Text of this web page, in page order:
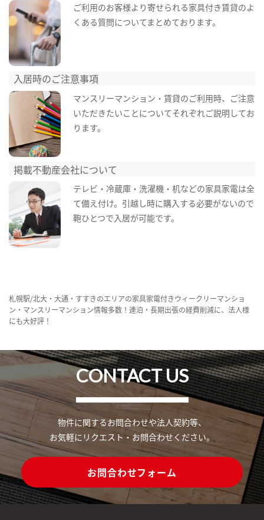
ご利用のお客様より寄せられる家具付き賃貸のよ
くある質問についてまとめております。
入居時のご注意事項
マンスリーマンション・賃貸のご利用時、ご注意
いただきたいことについてそれぞれご説明してお
ります。
掲載不動産会社について
テレビ・冷蔵庫・洗濯機・机などの家具家電は全
て備え付け。引越し時に購入する必要がないので
鞄ひとつで入居が可能です。
札幌駅/北大・大通・すすきのエリアの家具家電付きウィークリーマンショ
ン・マンスリーマンション情報多数！連泊・長期出張の経費削減に、法人様
にも大好評！
CONTACT US
物件に関するお問合わせや法人契約等、
お気軽にリクエスト・お問合わせください。
お問合わせフォーム